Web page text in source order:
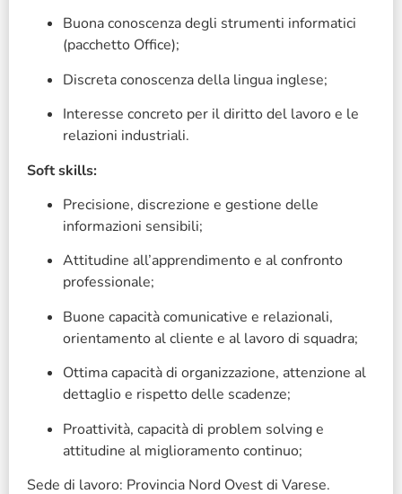
Buona conoscenza degli strumenti informatici
(pacchetto Office);
Discreta conoscenza della lingua inglese;
Interesse concreto per il diritto del lavoro e le
relazioni industriali.
Soft skills:
Precisione, discrezione e gestione delle
informazioni sensibili;
Attitudine all’apprendimento e al confronto
professionale;
Buone capacità comunicative e relazionali,
orientamento al cliente e al lavoro di squadra;
Ottima capacità di organizzazione, attenzione al
dettaglio e rispetto delle scadenze;
Proattività, capacità di problem solving e
attitudine al miglioramento continuo;
Sede di lavoro: Provincia Nord Ovest di Varese.